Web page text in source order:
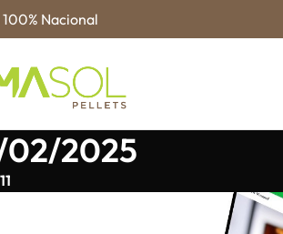
Nacional
02/2025
11